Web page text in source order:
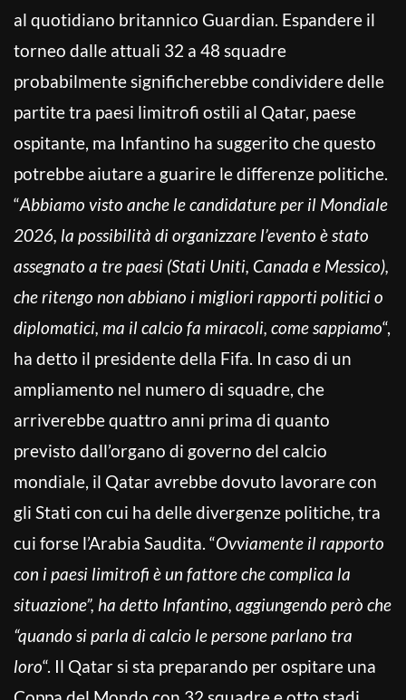
al quotidiano britannico Guardian. Espandere il
torneo dalle attuali 32 a 48 squadre
probabilmente significherebbe condividere delle
partite tra paesi limitrofi ostili al Qatar, paese
ospitante, ma Infantino ha suggerito che questo
potrebbe aiutare a guarire le differenze politiche.
“Abbiamo visto anche le candidature per il Mondiale
2026, la possibilità di organizzare l’evento è stato
assegnato a tre paesi (Stati Uniti, Canada e Messico),
che ritengo non abbiano i migliori rapporti politici o
diplomatici, ma il calcio fa miracoli, come sappiamo“,
ha detto il presidente della Fifa. In caso di un
ampliamento nel numero di squadre, che
arriverebbe quattro anni prima di quanto
previsto dall’organo di governo del calcio
mondiale, il Qatar avrebbe dovuto lavorare con
gli Stati con cui ha delle divergenze politiche, tra
cui forse l’Arabia Saudita. “Ovviamente il rapporto
con i paesi limitrofi è un fattore che complica la
situazione”, ha detto Infantino, aggiungendo però che
“quando si parla di calcio le persone parlano tra
loro“. Il Qatar si sta preparando per ospitare una